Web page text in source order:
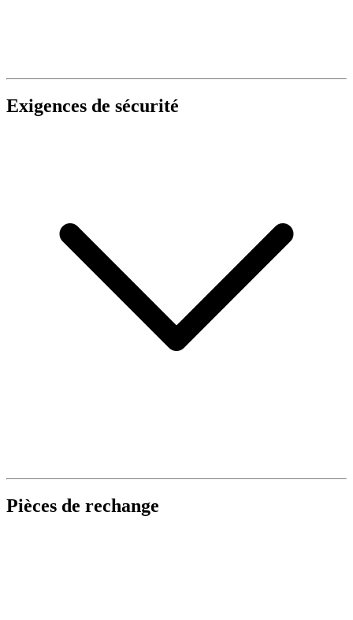
Exigences de sécurité
Pièces de rechange